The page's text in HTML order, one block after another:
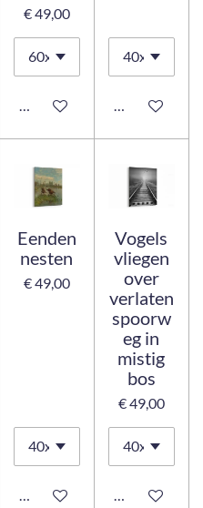
€ 49,00
Bekijk details Bekijk details
Eenden
nesten
€ 49,00
Bekijk details
Vogels
vliegen
over
verlaten
spoorw
eg in
mistig
bos
€ 49,00
Bekijk details